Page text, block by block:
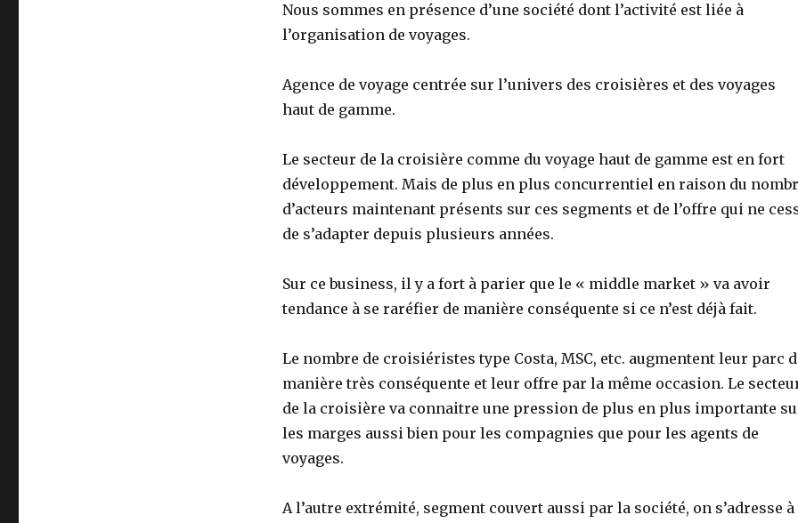
Nous sommes en présence d’une société dont l’activité est liée à
l’organisation de voyages.
Agence de voyage centrée sur l’univers des croisières et des voyages
haut de gamme.
Le secteur de la croisière comme du voyage haut de gamme est en fort
développement. Mais de plus en plus concurrentiel en raison du
d’acteurs maintenant présents sur ces segments et de l’offre qui ne
de s’adapter depuis plusieurs années.
Sur ce business, il y a fort à parier que le « middle market » va avoir
tendance à se raréfier de manière conséquente si ce n’est déjà fait.
Le nombre de croisiéristes type Costa, MSC, etc. augmentent leur parc
manière très conséquente et leur offre par la même occasion. Le
de la croisière va connaitre une pression de plus en plus importante
les marges aussi bien pour les compagnies que pour les agents de
voyages.
A l’autre extrémité, segment couvert aussi par la société, on s’adresse à